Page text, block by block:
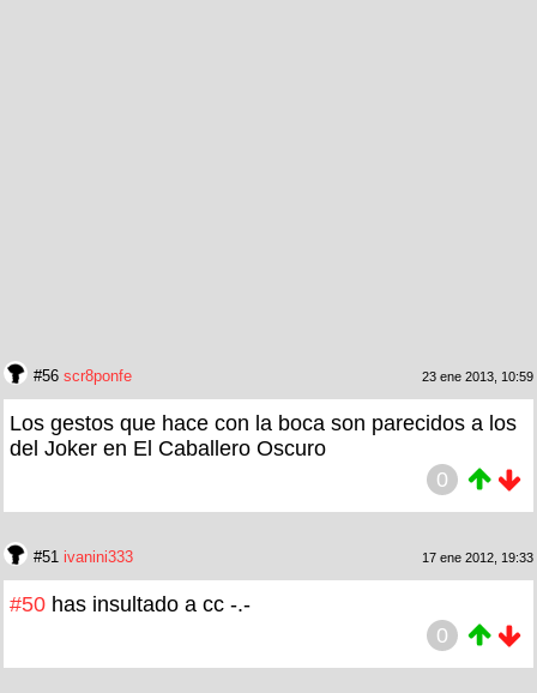
#56 scr8ponfe 23 ene 2013, 10:59
Los gestos que hace con la boca son parecidos a los
del Joker en El Caballero Oscuro
0
#51 ivanini333 17 ene 2012, 19:33
#50 has insultado a cc -.-
0